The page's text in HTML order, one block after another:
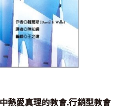
熱愛真理的教會.行銷型教會